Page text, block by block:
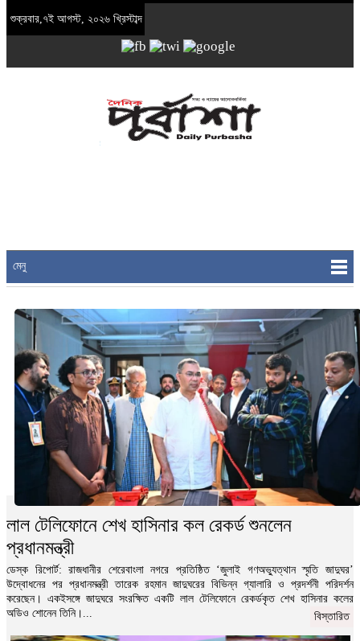
শুক্রবার,৭ই আগস্ট, ২০২৬ খ্রিস্টাব্দ
মেনু
লাল টেলিফোনে শেখ হাসিনার কল রেকর্ড শুনলেন
প্রধানমন্ত্রী
ডেস্ক রিপোর্ট: রাজধানীর শেরেবাংলা নগরে প্রতিষ্ঠিত ‘জুলাই গণঅভ্যুত্থান স্মৃতি জাদুঘর’
উদ্বোধনের পর প্রধানমন্ত্রী তারেক রহমান জাদুঘরের বিভিন্ন গ্যালারি ও প্রদর্শনী পরিদর্শন
করেছেন। একইসঙ্গে জাদুঘরে সংরক্ষিত একটি লাল টেলিফোনে রেকর্ডকৃত শেখ হাসিনার কলের
অডিও শোনেন তিনি।...
বিস্তারিত